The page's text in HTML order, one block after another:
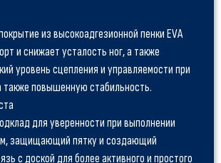
из высокоадгезионной пенки EVA
и снижает усталость ног, а также
уровень сцепления и управляемости при
также повышенную стабильность.
для уверенности при выполнении
защищающий пятку и создающий
с доской для более активного и простого